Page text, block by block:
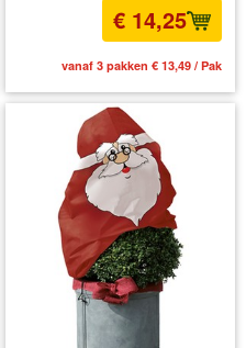
€ 14,25
vanaf 3 pakken € 13,49 / Pak